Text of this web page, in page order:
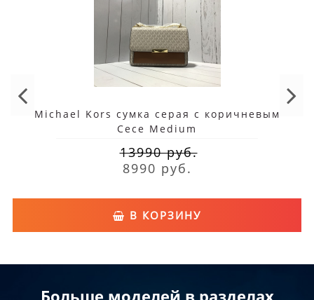
Michael Kors сумка серая с коричневым
Cece Medium
13990 руб.
8990 руб.
В КОРЗИНУ